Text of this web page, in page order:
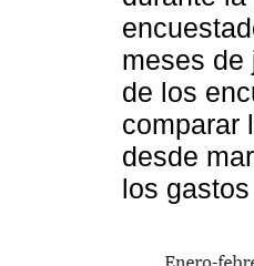
meses de
de los
comparar
desde
los